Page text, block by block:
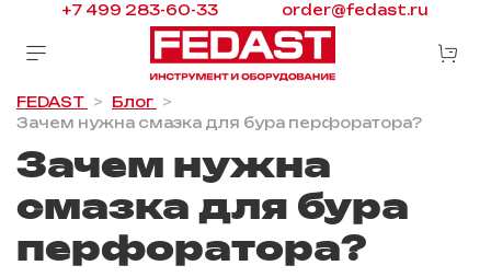
+7 499 283-60-33 order@fedast.ru
FEDAST
Блог
Зачем нужна смазка для бура перфоратора?
Зачем нужна
смазка для бура
перфоратора?